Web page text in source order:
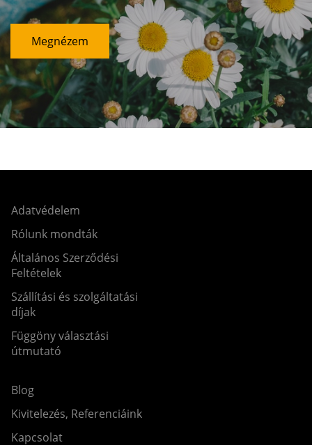
Megnézem
Adatvédelem
Rólunk mondták
Általános Szerződési
Feltételek
Szállítási és szolgáltatási
díjak
Függöny választási
útmutató
Blog
Kivitelezés, Referenciáink
Kapcsolat